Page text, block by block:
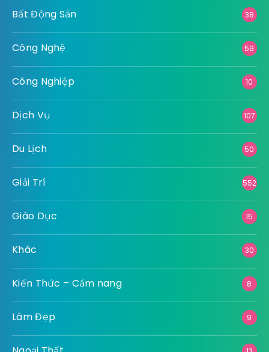
Bất Động Sản 38
Công Nghệ 59
Công Nghiệp 10
Dịch Vụ 107
Du Lịch 50
Giải Trí 552
Giáo Dục 15
Khác 30
Kiến Thức – Cẩm nang 8
Làm Đẹp 9